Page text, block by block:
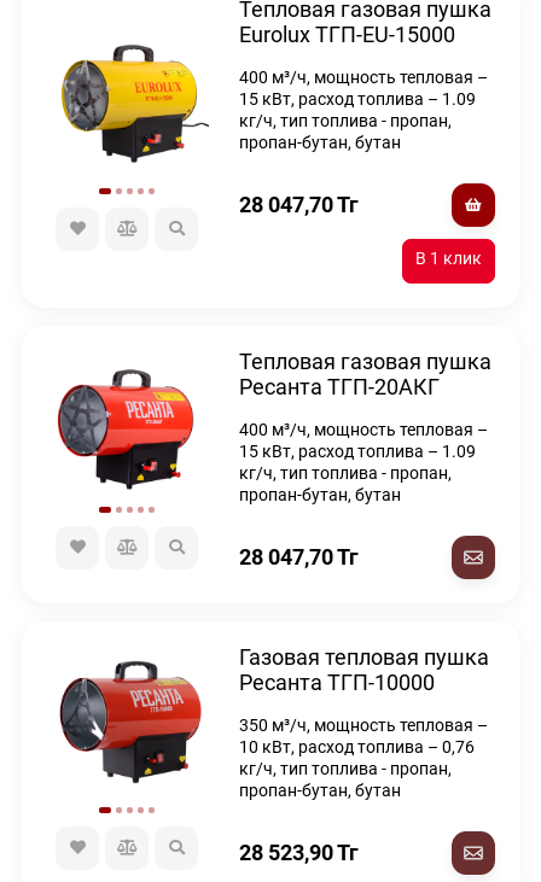
Тепловая газовая пушка
Eurolux ТГП-EU-15000
400 м³/ч, мощность тепловая –
15 кВт, расход топлива – 1.09
кг/ч, тип топлива - пропан,
пропан-бутан, бутан
28 047,70Тг
Тепловая газовая пушка
Ресанта ТГП-20АКГ
400 м³/ч, мощность тепловая –
15 кВт, расход топлива – 1.09
кг/ч, тип топлива - пропан,
пропан-бутан, бутан
28 047,70Тг
Газовая тепловая пушка
Ресанта ТГП-10000
350 м³/ч, мощность тепловая –
10 кВт, расход топлива – 0,76
кг/ч, тип топлива - пропан,
пропан-бутан, бутан
28 523,90Тг